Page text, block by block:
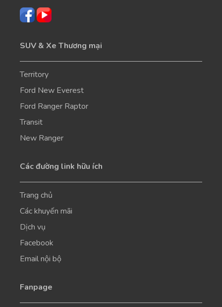
SUV & Xe Thương mại
Territory
Ford New Everest
Ford Ranger Raptor
Transit
New Ranger
Các đường link hữu ích
Trang chủ
Các khuyến mãi
Dịch vụ
Facebook
Email nội bộ
Fanpage